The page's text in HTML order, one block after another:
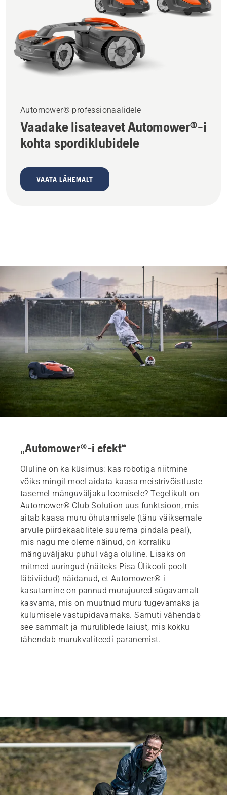
Automower® professionaalidele
Vaadake lisateavet Automower®-i
kohta spordiklubidele
VAATA LÄHEMALT
„Automower®-i efekt“
Oluline on ka küsimus: kas robotiga niitmine
võiks mingil moel aidata kaasa meistrivõistluste
tasemel mänguväljaku loomisele? Tegelikult on
Automower® Club Solution uus funktsioon, mis
aitab kaasa muru õhutamisele (tänu väiksemale
arvule piirdekaablitele suurema pindala peal),
mis nagu me oleme näinud, on korraliku
mänguväljaku puhul väga oluline. Lisaks on
mitmed uuringud (näiteks Pisa Ülikooli poolt
läbiviidud) näidanud, et Automower®-i
kasutamine on pannud murujuured sügavamalt
kasvama, mis on muutnud muru tugevamaks ja
kulumisele vastupidavamaks. Samuti vähendab
see sammalt ja muruliblede laiust, mis kokku
tähendab murukvaliteedi paranemist.